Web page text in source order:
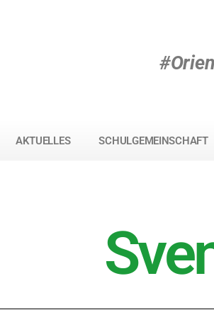
AKTUELLES SCHULGEMEINSCHAFT